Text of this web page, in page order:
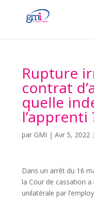
Rupture
contrat
quelle
l’apprenti
par GMI | Avr 5, 2022|
Dans un arrêt du 16
la Cour de cassation
unilatérale par